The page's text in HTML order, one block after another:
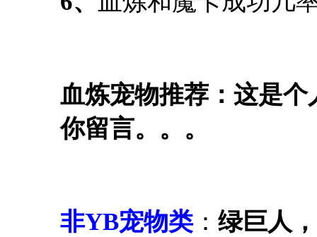
血炼宠物推荐：这是
你留言。。。
非YB宠物类 ： 绿巨人 ，